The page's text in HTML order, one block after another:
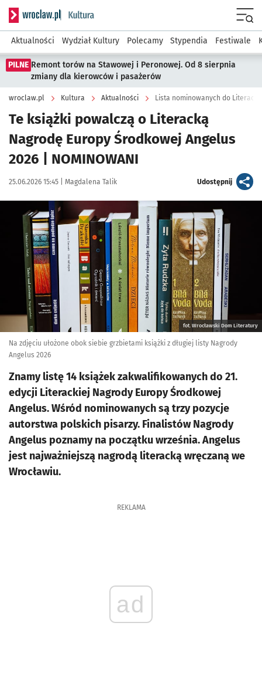
Serwis informacyjny wroclaw.pl podserwis: Kultura
Aktualności Wydział Kultury Polecamy Stypendia Festiwale
PILNE Remont torów na Stawowej i Peronowej. Od 8 sierpnia
zmiany dla kierowców i pasażerów
wroclaw.pl Kultura Aktualności Lista nominowanych do
Te książki powalczą o Literacką
Nagrodę Europy Środkowej Angelus
2026 | NOMINOWANI
Data publikacji:
25.06.2026 15:45 | Autor:
Magdalena Talik Udostępnijartykuł
Kliknij, aby powiększyć
fot. Wrocławski Dom Literatury
Na zdjęciu ułożone obok siebie grzbietami książki z długiej listy Nagrody
Angelus 2026
Znamy listę 14 książek zakwalifikowanych do 21.
edycji Literackiej Nagrody Europy Środkowej
Angelus. Wśród nominowanych są trzy pozycje
autorstwa polskich pisarzy. Finalistów Nagrody
Angelus poznamy na początku września. Angelus
jest najważniejszą nagrodą literacką wręczaną we
Wrocławiu.
REKLAMA
ad